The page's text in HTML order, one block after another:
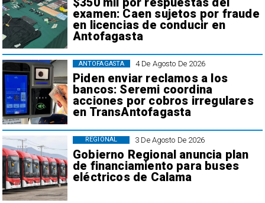
examen: Caen sujetos por fraude
en licencias de conducir en
Antofagasta
4 De Agosto De 2026
Piden enviar reclamos a los
bancos: Seremi coordina
acciones por cobros irregulares
en TransAntofagasta
ANTOFAGASTA
3 De Agosto De 2026
Gobierno Regional anuncia plan
de financiamiento para buses
eléctricos de Calama
REGIONAL